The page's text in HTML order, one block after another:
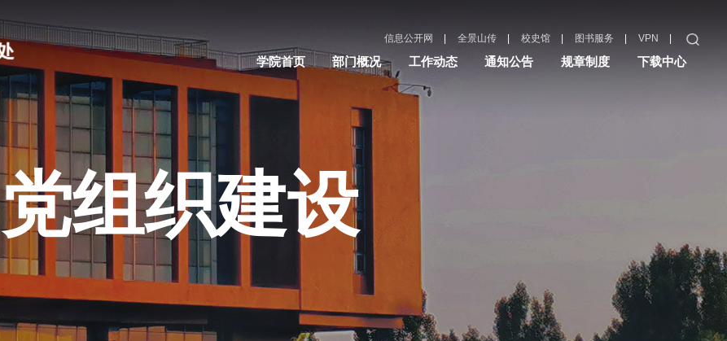
信息公开网 | 全景山传 | 校史馆 | 图书服务 | VPN |
学院首页 部门概况 工作动态 通知公告 规章制度 下载中心
党组织建设